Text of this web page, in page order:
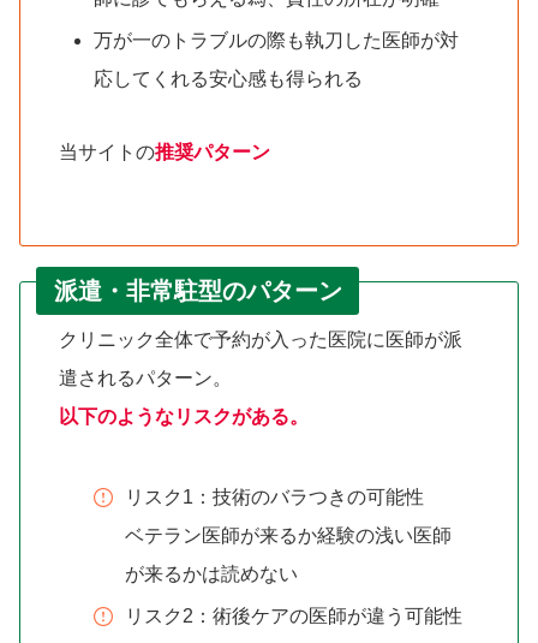
万が一のトラブルの際も執刀した医師が対
応してくれる安心感も得られる
当サイトの推奨パターン
派遣・非常駐型のパターン
クリニック全体で予約が入った医院に医師が派
遣されるパターン。
以下のようなリスクがある。
リスク1：技術のバラつきの可能性
ベテラン医師が来るか経験の浅い医師
が来るかは読めない
リスク2：術後ケアの医師が違う可能性